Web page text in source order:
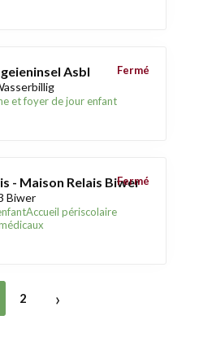
Asbl
et foyer de jour enfant
Fermé
- Maison Relais Biwer
Biwer
Accueil périscolaire
Fermé
2 ›